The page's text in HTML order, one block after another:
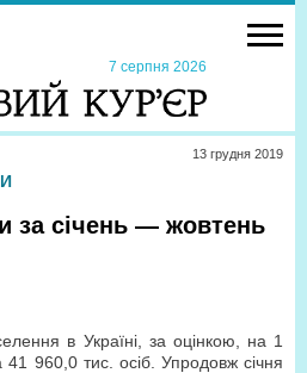
7 серпня 2026
13 грудня 2019
за січень — жовтень
в Україні, за оцінкою, на 1
960,0 тис. осіб. Упродовж січня